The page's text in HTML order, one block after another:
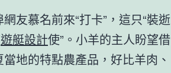
友慕名前來“打卡”，這只“裝逝
遊艇設計使”。小羊的主人盼望借
地的特點農產品，好比羊肉、